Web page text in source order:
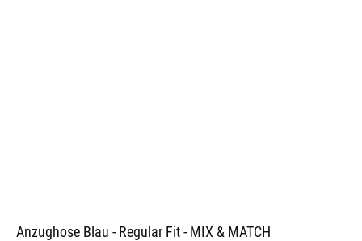
Anzughose Blau - Regular Fit - MIX & MATCH